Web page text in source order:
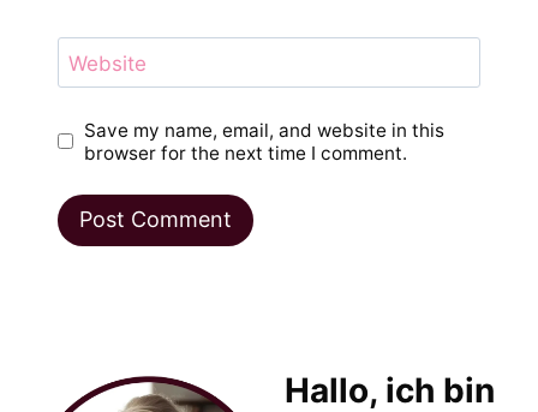
Website
Save my name, email, and website in this
browser for the next time I comment.
Hallo, ich bin